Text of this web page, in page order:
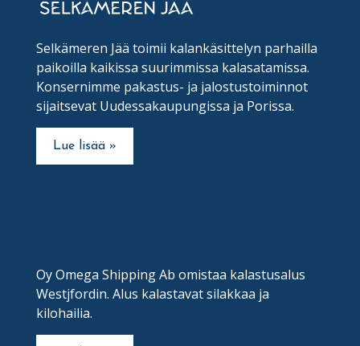
Selkämeren Jää toimii kalankäsittelyn parhailla
paikoilla kaikissa suurimmissa kalasatamissa.
Konsernimme pakastus- ja jalostustoiminnot
sijaitsevat Uudessakaupungissa ja Porissa.
Lue lisää »
Oy Omega Shipping Ab omistaa kalastusalus
Westjfordin. Alus kalastavat silakkaa ja
kilohailia.